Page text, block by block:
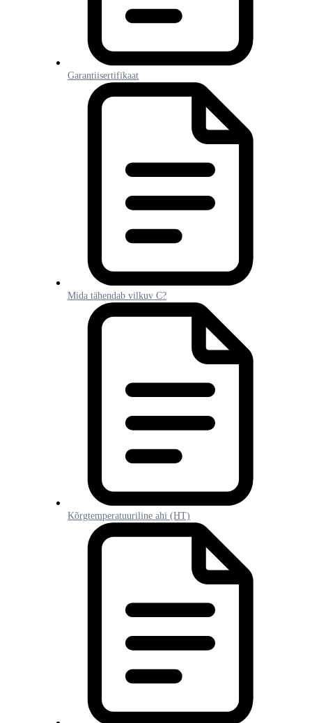
Garantiisertifikaat
Mida tähendab vilkuv C?
Kõrgtemperatuuriline ahi (HT)